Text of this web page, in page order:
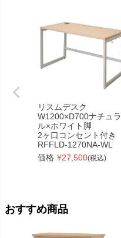
リスムデスク
W1200×D700ナチュラ
ル×ホワイト脚
2ヶ口コンセント付き
RFFLD-1270NA-WL
価格 ¥27,500(税込)
おすすめ商品